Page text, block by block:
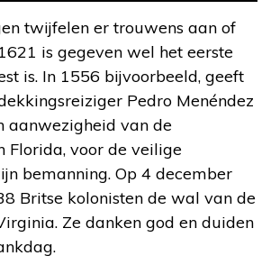
twijfelen er trouwens aan of
is gegeven wel het eerste
is. In 1556 bijvoorbeeld, geeft
Pedro Menéndez
aanwezigheid van de
Florida, voor de veilige
bemanning. Op 4 december
Britse kolonisten de wal van de
Ze danken god en duiden